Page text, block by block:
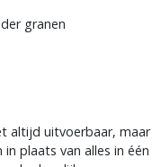
granen
altijd uitvoerbaar, maar
plaats van alles in één